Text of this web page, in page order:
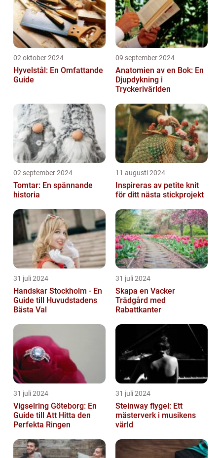
02 oktober 2024
Hyvelstål: En Omfattande
Guide
09 september 2024
Anatomien av en Bok: En
Djupdykning i
Tryckerivärlden
02 september 2024
Tomtar: En spännande
historia
11 augusti 2024
Inspireras av petite knit
för ditt nästa stickprojekt
31 juli 2024
Handskar Stockholm - En
Guide till Huvudstadens
Bästa Val
31 juli 2024
Skapa en Vacker
Trädgård med
Rabattkanter
31 juli 2024
Vigselring Göteborg: En
Guide till Att Hitta den
Perfekta Ringen
31 juli 2024
Steinway flygel: Ett
mästerverk i musikens
värld